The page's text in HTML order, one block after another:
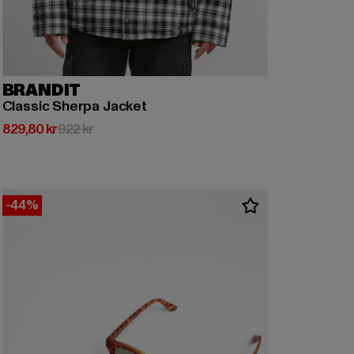
BRANDIT
Classic Sherpa Jacket
829,80 kr
Nuvarande pris: 829,80 kr
922 krKampanjpris: 922 kr
-44%